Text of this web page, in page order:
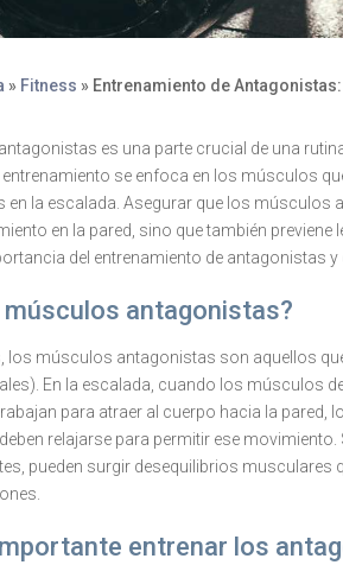
» Fitness » Entrenamiento de
es una parte crucial de una
entrenamiento se enfoca en los músculos
en la escalada. Asegurar que los músculos
en la pared, sino que también
del entrenamiento de antagonistas
músculos antagonistas?
los músculos antagonistas son aquellos
En la escalada, cuando los músculos
para atraer al cuerpo hacia la
relajarse para permitir ese
pueden surgir desequilibrios
entrenar los